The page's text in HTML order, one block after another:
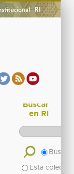
Buscar
en RI
Buscar
Esta